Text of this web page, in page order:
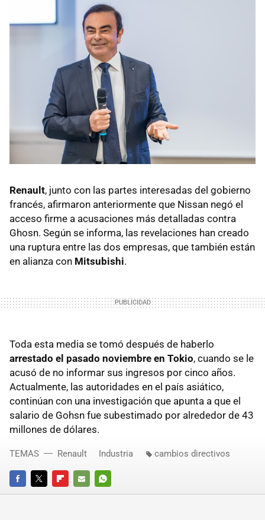
Renault, junto con las partes interesadas del gobierno
francés, afirmaron anteriormente que Nissan negó el
acceso firme a acusaciones más detalladas contra
Ghosn. Según se informa, las revelaciones han creado
una ruptura entre las dos empresas, que también están
en alianza con Mitsubishi.
Toda esta media se tomó después de haberlo
arrestado el pasado noviembre en Tokio, cuando se le
acusó de no informar sus ingresos por cinco años.
Actualmente, las autoridades en el país asiático,
continúan con una investigación que apunta a que el
salario de Gohsn fue subestimado por alrededor de 43
millones de dólares.
FACEBOOKTWITTERFLIPBOARD
E-
WHATSAPP
TEMAS Renault Industria cambios directivos